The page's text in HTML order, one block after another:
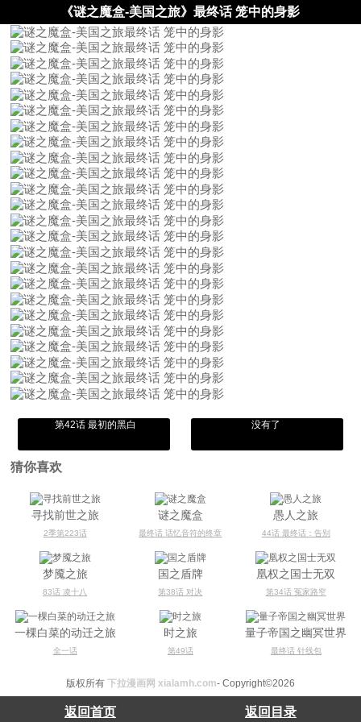
《谜之魔盒-美国之旅》最终话 笼中的身影
第42话 最初的黑白 没有了
猜你喜欢
寻找前世之旅
2季第223话
谜之魔盒
最终话 话忆音符的终章
愚人之旅
44话 最终话：告别
梦魇之旅
83话 凌十八
国之盾牌
第38话 对决
凰权之国士无双
第34话 冤家路窄
一棵白菜的动迁之旅
全一话
时之旅
第49话
量子帝国之幽冥世界
最终话 针线包
返回首页 返回目录
版权所有 下拉漫画网 xialamh.com- Copyright©2026